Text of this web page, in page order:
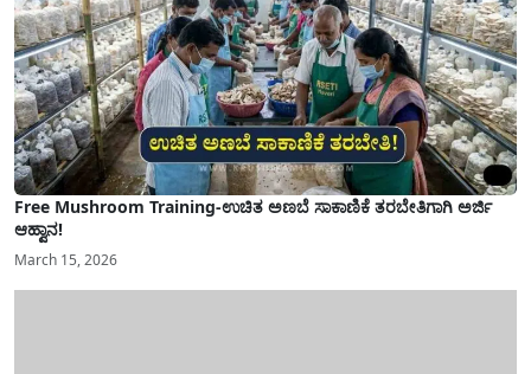
Free Mushroom Training-ಉಚಿತ ಅಣಬೆ ಸಾಕಾಣಿಕೆ ತರಬೇತಿಗಾಗಿ ಅರ್ಜಿ
ಆಹ್ವಾನ!
March 15, 2026